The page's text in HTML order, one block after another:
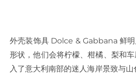
外壳装饰具 Dolce & Gabbana 鲜
形状，他们会将柠檬、柑橘、梨和
入了意大利南部的迷人海岸景致与